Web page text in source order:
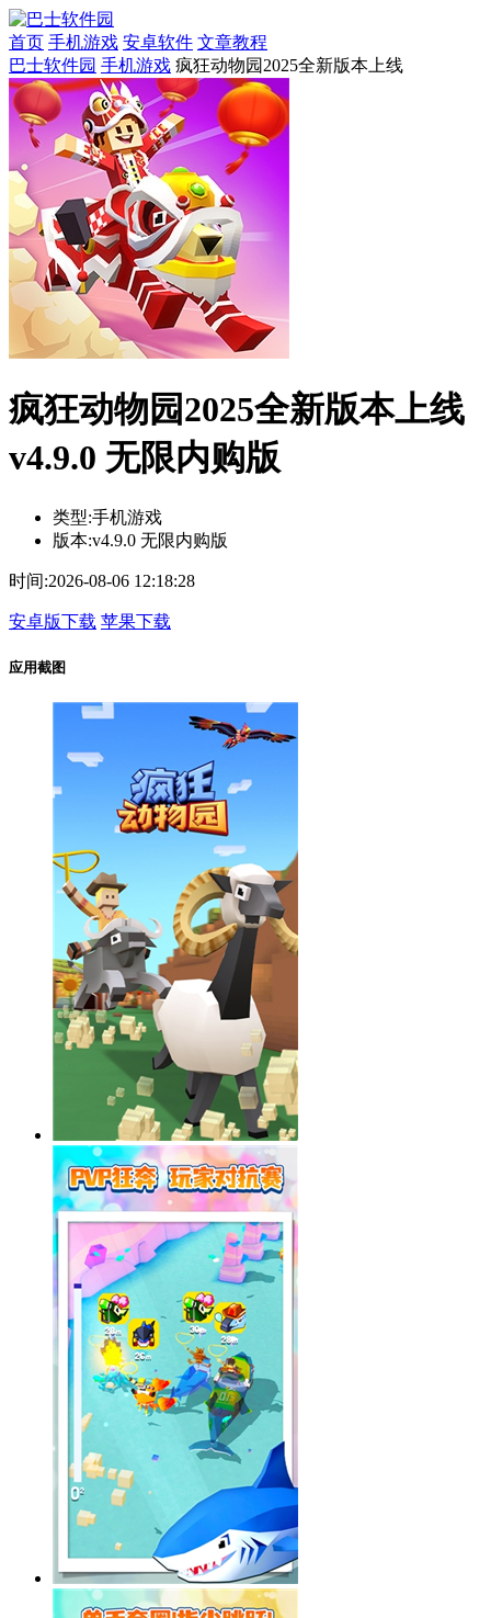
首页 手机游戏 安卓软件 文章教程
巴士软件园 手机游戏 疯狂动物园2025全新版本上线
疯狂动物园2025全新版本上线
v4.9.0 无限内购版
类型:手机游戏
版本:v4.9.0 无限内购版
时间:2026-08-06 12:18:28
安卓版下载 苹果下载
应用截图